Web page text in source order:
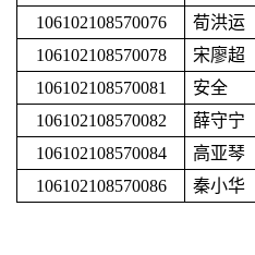
106102108570076
荀洪运
106102108570078
宋廖超
106102108570081
安全
106102108570082
薛守宁
106102108570084
高亚琴
106102108570086
秦小华